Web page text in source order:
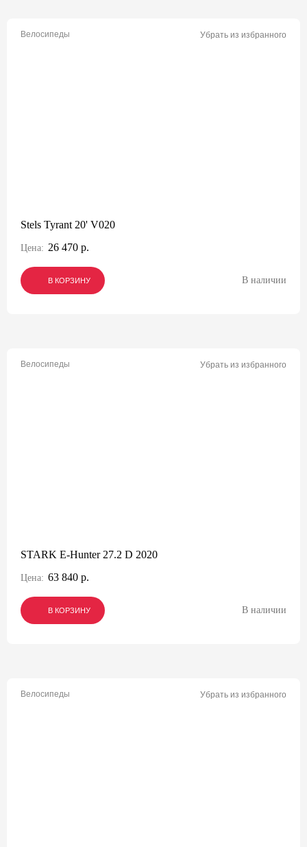
Велосипеды Убрать из избранного
Stels Tyrant 20' V020
Цена: 26 470 р.
В КОРЗИНУ
В КОРЗИНУ
В КОРЗИНУ В наличии
Велосипеды Убрать из избранного
STARK E-Hunter 27.2 D 2020
Цена: 63 840 р.
В КОРЗИНУ
В КОРЗИНУ
В КОРЗИНУ В наличии
Велосипеды Убрать из избранного